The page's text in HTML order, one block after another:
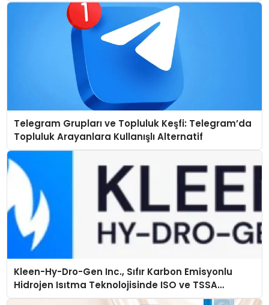
Telegram Grupları ve Topluluk Keşfi: Telegram’da
Topluluk Arayanlara Kullanışlı Alternatif
Kleen-Hy-Dro-Gen Inc., Sıfır Karbon Emisyonlu
Hidrojen Isıtma Teknolojisinde ISO ve TSSA
Düzenleyici Onaylarını Aldı